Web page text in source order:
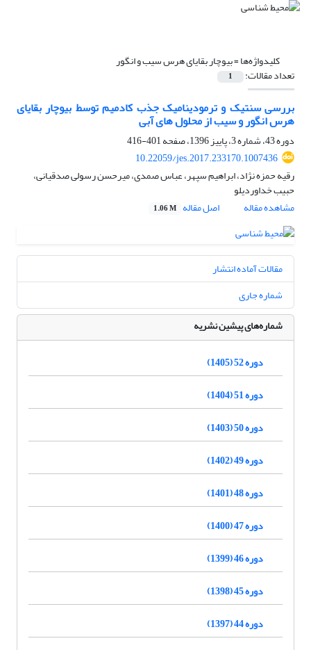
کلیدواژه‌ها =بیوچار بقایای هرس سیب و انگور
تعداد مقالات: 1
بررسی سنتیک و ترمودینامیک جذب کادمیم توسط بیوچار بقایای
هرس انگور و سیب از محلول های آبی
دوره 43، شماره 3، پاییز 1396، صفحه
401-416
10.22059/jes.2017.233170.1007436
رقیه حمزه نژاد، ابراهیم سپهر، عباس صمدی، میرحسن رسولی صدقیانی،
حبیب خداوردیلو
مشاهده مقاله
اصل مقاله 1.06 M
مقالات آماده انتشار
شماره جاری
شماره‌های پیشین نشریه
دوره 52 (1405)
دوره 51 (1404)
دوره 50 (1403)
دوره 49 (1402)
دوره 48 (1401)
دوره 47 (1400)
دوره 46 (1399)
دوره 45 (1398)
دوره 44 (1397)